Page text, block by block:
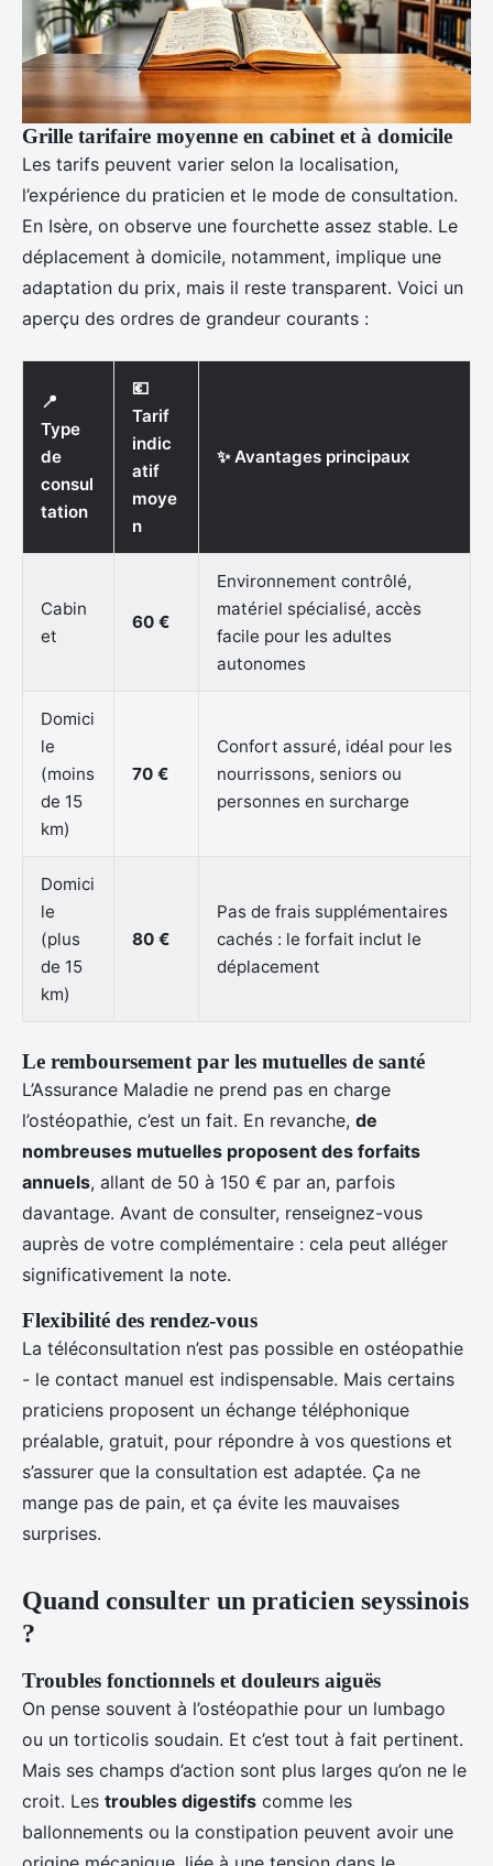
Grille tarifaire moyenne en cabinet et à domicile
Les tarifs peuvent varier selon la localisation,
l’expérience du praticien et le mode de consultation.
En Isère, on observe une fourchette assez stable. Le
déplacement à domicile, notamment, implique une
adaptation du prix, mais il reste transparent. Voici un
aperçu des ordres de grandeur courants :
📍
Type
de
consul
tation
💶
Tarif
indic
atif
moye
n
✨ Avantages principaux
Cabin
et
60 €
Environnement contrôlé,
matériel spécialisé, accès
facile pour les adultes
autonomes
Domici
le
(moins
de 15
km)
70 €
Confort assuré, idéal pour les
nourrissons, seniors ou
personnes en surcharge
Domici
le
(plus
de 15
km)
80 €
Pas de frais supplémentaires
cachés : le forfait inclut le
déplacement
Le remboursement par les mutuelles de santé
L’Assurance Maladie ne prend pas en charge
l’ostéopathie, c’est un fait. En revanche, de
nombreuses mutuelles proposent des forfaits
annuels, allant de 50 à 150 € par an, parfois
davantage. Avant de consulter, renseignez-vous
auprès de votre complémentaire : cela peut alléger
significativement la note.
Flexibilité des rendez-vous
La téléconsultation n’est pas possible en ostéopathie
- le contact manuel est indispensable. Mais certains
praticiens proposent un échange téléphonique
préalable, gratuit, pour répondre à vos questions et
s’assurer que la consultation est adaptée. Ça ne
mange pas de pain, et ça évite les mauvaises
surprises.
Quand consulter un praticien seyssinois
?
Troubles fonctionnels et douleurs aiguës
On pense souvent à l’ostéopathie pour un lumbago
ou un torticolis soudain. Et c’est tout à fait pertinent.
Mais ses champs d’action sont plus larges qu’on ne le
croit. Les troubles digestifs comme les
ballonnements ou la constipation peuvent avoir une